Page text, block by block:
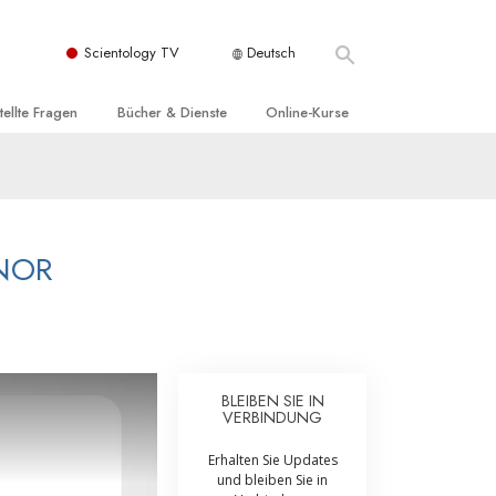
Scientology TV Deutsch
Fragen
der Scientology
Bücher & Dienste Online-Kurse
Integrität und EhrlichkeitBLEIBEN SIE IN
VERBINDUNG
Erhalten Sie Updates
und bleiben Sie in